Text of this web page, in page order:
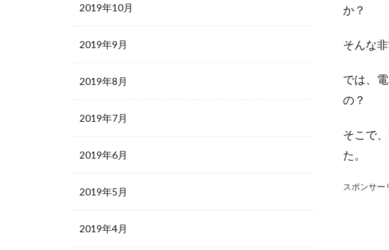
か？
そんな
では、
の？
そこで
た。
スポンサー
2019年10月
2019年9月
2019年8月
2019年7月
2019年6月
2019年5月
2019年4月